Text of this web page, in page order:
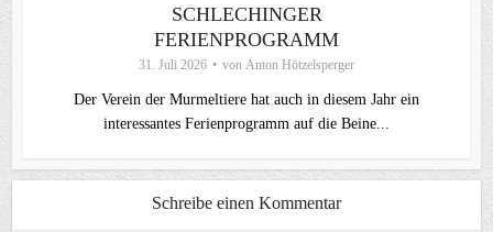
SCHLECHINGER
FERIENPROGRAMM
31. Juli 2026 von Anton Hötzelsperger
Der Verein der Murmeltiere hat auch in diesem Jahr ein
interessantes Ferienprogramm auf die Beine...
Schreibe einen Kommentar